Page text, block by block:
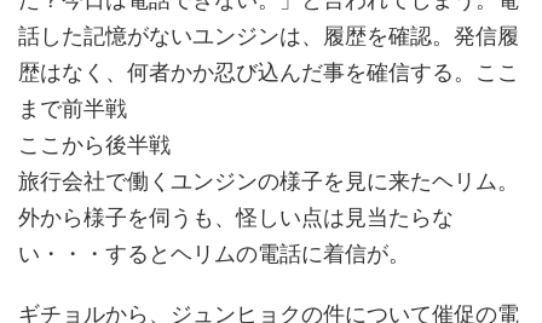
話した記憶がないユンジンは、履歴を確認。発信履
歴はなく、何者かか忍び込んだ事を確信する。ここ
まで前半戦
ここから後半戦
旅行会社で働くユンジンの様子を見に来たヘリム。
外から様子を伺うも、怪しい点は見当たらな
い・・・するとヘリムの電話に着信が。
ギチョルから、ジュンヒョクの件について催促の電